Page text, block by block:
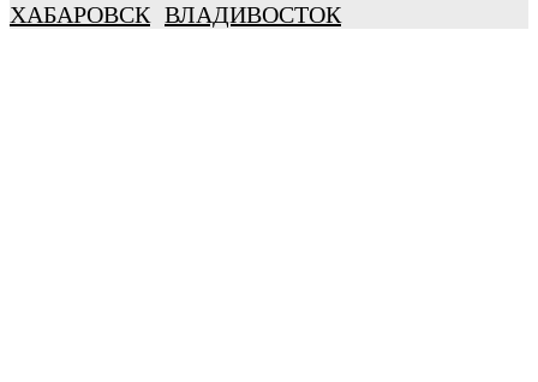
ХАБАРОВСК ВЛАДИВОСТОК